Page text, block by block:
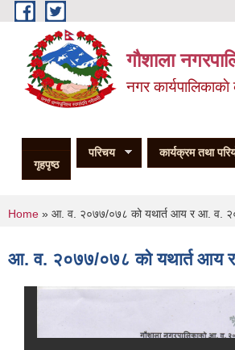
Skip to main content
गौशाला
नगर
गृहपृष्ठ
परिचय कार्यक्रम तथा
You are here
Home » आ. व. २०७७/०७८ को यथार्त आय र आ. व.
आ. व. २०७७/०७८ को यथार्त आय